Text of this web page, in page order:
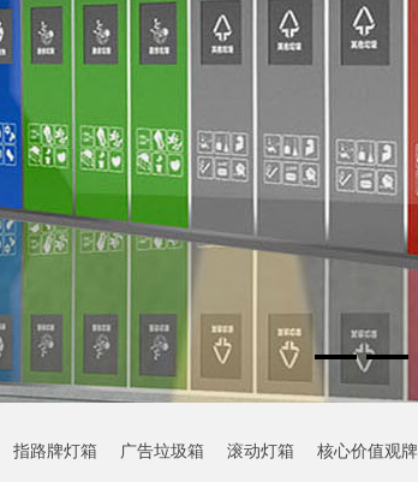
指路牌灯箱 广告垃圾箱 滚动灯箱 核心价值观牌